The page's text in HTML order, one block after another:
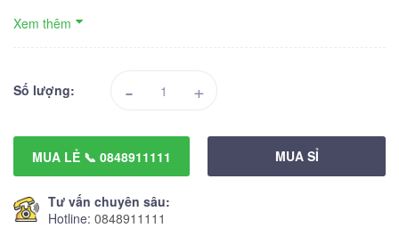
Xem thêm
Số lượng: - +
MUA LẺ 📞 0848911111 MUA SỈ
Tư vấn chuyên sâu:
Hotline: 0848911111